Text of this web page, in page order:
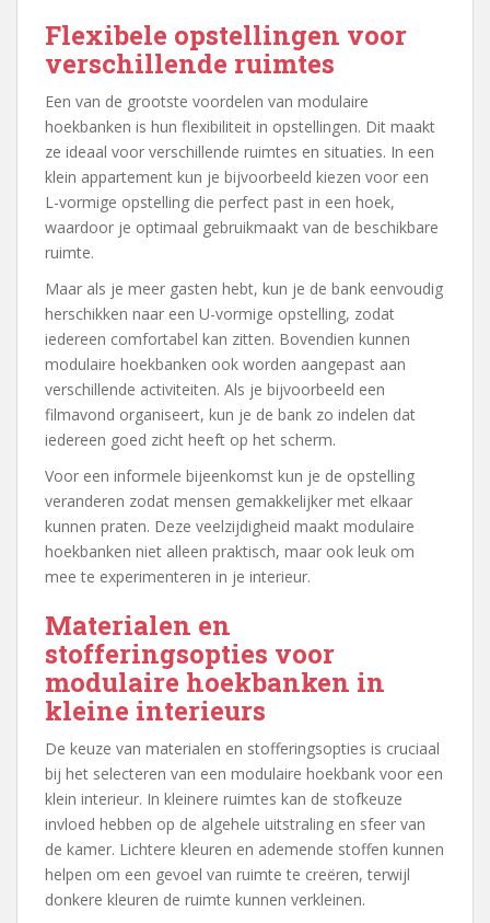
Flexibele opstellingen voor
verschillende ruimtes
Een van de grootste voordelen van modulaire
hoekbanken is hun flexibiliteit in opstellingen. Dit maakt
ze ideaal voor verschillende ruimtes en situaties. In een
klein appartement kun je bijvoorbeeld kiezen voor een
L-vormige opstelling die perfect past in een hoek,
waardoor je optimaal gebruikmaakt van de beschikbare
ruimte.
Maar als je meer gasten hebt, kun je de bank eenvoudig
herschikken naar een U-vormige opstelling, zodat
iedereen comfortabel kan zitten. Bovendien kunnen
modulaire hoekbanken ook worden aangepast aan
verschillende activiteiten. Als je bijvoorbeeld een
filmavond organiseert, kun je de bank zo indelen dat
iedereen goed zicht heeft op het scherm.
Voor een informele bijeenkomst kun je de opstelling
veranderen zodat mensen gemakkelijker met elkaar
kunnen praten. Deze veelzijdigheid maakt modulaire
hoekbanken niet alleen praktisch, maar ook leuk om
mee te experimenteren in je interieur.
Materialen en
stofferingsopties voor
modulaire hoekbanken in
kleine interieurs
De keuze van materialen en stofferingsopties is cruciaal
bij het selecteren van een modulaire hoekbank voor een
klein interieur. In kleinere ruimtes kan de stofkeuze
invloed hebben op de algehele uitstraling en sfeer van
de kamer. Lichtere kleuren en ademende stoffen kunnen
helpen om een gevoel van ruimte te creëren, terwijl
donkere kleuren de ruimte kunnen verkleinen.